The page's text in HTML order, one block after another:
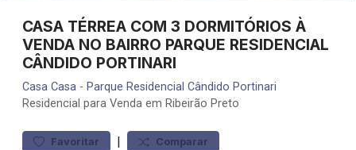
CASA TÉRREA COM 3 DORMITÓRIOS À
VENDA NO BAIRRO PARQUE RESIDENCIAL
CÂNDIDO PORTINARI
Casa Casa - Parque Residencial Cândido Portinari
Residencial para Venda em Ribeirão Preto
Favoritar | Comparar